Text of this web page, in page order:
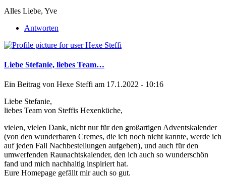
Alles Liebe, Yve
Antworten
Liebe Stefanie, liebes Team…
Ein Beitrag von Hexe Steffi am 17.1.2022 - 10:16
Liebe Stefanie,
liebes Team von Steffis Hexenküche,
vielen, vielen Dank, nicht nur für den großartigen Adventskalender
(von den wunderbaren Cremes, die ich noch nicht kannte, werde ich
auf jeden Fall Nachbestellungen aufgeben), und auch für den
umwerfenden Raunachtskalender, den ich auch so wunderschön
fand und mich nachhaltig inspiriert hat.
Eure Homepage gefällt mir auch so gut.